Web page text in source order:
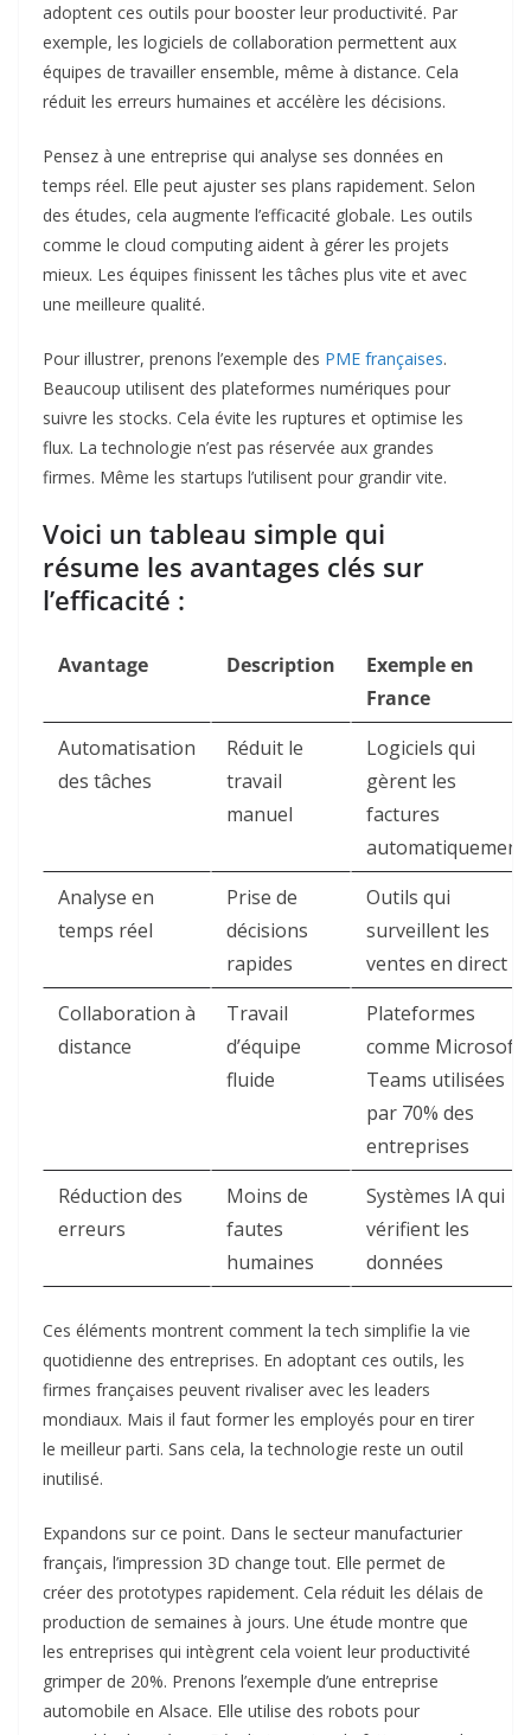
adoptent ces outils pour booster leur productivité. Par
exemple, les logiciels de collaboration permettent aux
équipes de travailler ensemble, même à distance. Cela
réduit les erreurs humaines et accélère les décisions.
Pensez à une entreprise qui analyse ses données en
temps réel. Elle peut ajuster ses plans rapidement. Selon
des études, cela augmente l’efficacité globale. Les outils
comme le cloud computing aident à gérer les projets
mieux. Les équipes finissent les tâches plus vite et avec
une meilleure qualité.
Pour illustrer, prenons l’exemple des PME françaises.
Beaucoup utilisent des plateformes numériques pour
suivre les stocks. Cela évite les ruptures et optimise les
flux. La technologie n’est pas réservée aux grandes
firmes. Même les startups l’utilisent pour grandir vite.
Voici un tableau simple qui
résume les avantages clés sur
l’efficacité :
Avantage Description
Exemple en
France
Automatisation
des tâches
Réduit le
travail
manuel
Logiciels qui
gèrent les
factures
automatiquement
Analyse en
temps réel
Prise de
décisions
rapides
Outils qui
surveillent les
ventes en direct
Collaboration à
distance
Travail
d’équipe
fluide
Plateformes
comme Microsoft
Teams utilisées
par 70% des
entreprises
Réduction des
erreurs
Moins de
fautes
humaines
Systèmes IA qui
vérifient les
données
Ces éléments montrent comment la tech simplifie la vie
quotidienne des entreprises. En adoptant ces outils, les
firmes françaises peuvent rivaliser avec les leaders
mondiaux. Mais il faut former les employés pour en tirer
le meilleur parti. Sans cela, la technologie reste un outil
inutilisé.
Expandons sur ce point. Dans le secteur manufacturier
français, l’impression 3D change tout. Elle permet de
créer des prototypes rapidement. Cela réduit les délais de
production de semaines à jours. Une étude montre que
les entreprises qui intègrent cela voient leur productivité
grimper de 20%. Prenons l’exemple d’une entreprise
automobile en Alsace. Elle utilise des robots pour